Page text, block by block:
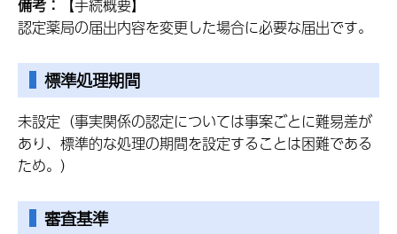
備考：
【手続概要】
認定薬局の届出内容を変更した場合に必要な届出です。
標準処理期間
未設定（事実関係の認定については事案ごとに難易差が
あり、標準的な処理の期間を設定することは困難である
ため。）
審査基準